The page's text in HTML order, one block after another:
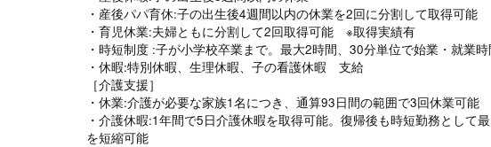
・産後パパ育休:子の出生後4週間以内の休業を2回に分割して取得可能
・育児休業:夫婦ともに分割して2回取得可能 ※取得実績有
・時短制度 :子が小学校卒業まで。最大2時間、30分単位で始業・就業
・休暇:特別休暇、生理休暇、子の看護休暇 支給
［介護支援］
・休業:介護が必要な家族1名につき、通算93日間の範囲で3回休業可
・介護休暇:1年間で5日介護休暇を取得可能。復帰後も時短勤務として
を短縮可能